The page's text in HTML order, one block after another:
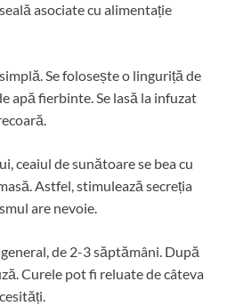
asociate cu alimentație
Se folosește o linguriță de
apă fierbinte. Se lasă la infuzat
ceaiul de sunătoare se bea cu
Astfel, stimulează secreția
are nevoie.
de 2-3 săptămâni. După
Curele pot fi reluate de câteva